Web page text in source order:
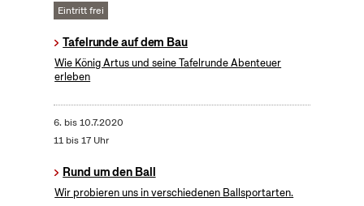
Eintritt frei
Tafelrunde auf dem Bau
Wie König Artus und seine Tafelrunde Abenteuer
erleben
6. bis10.7.2020
11 bis 17 Uhr
Rund um den Ball
Wir probieren uns in verschiedenen Ballsportarten.